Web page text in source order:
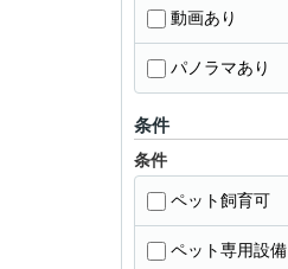
動画あり
パノラマあり
条件
条件
ペット飼育可
ペット専用設備